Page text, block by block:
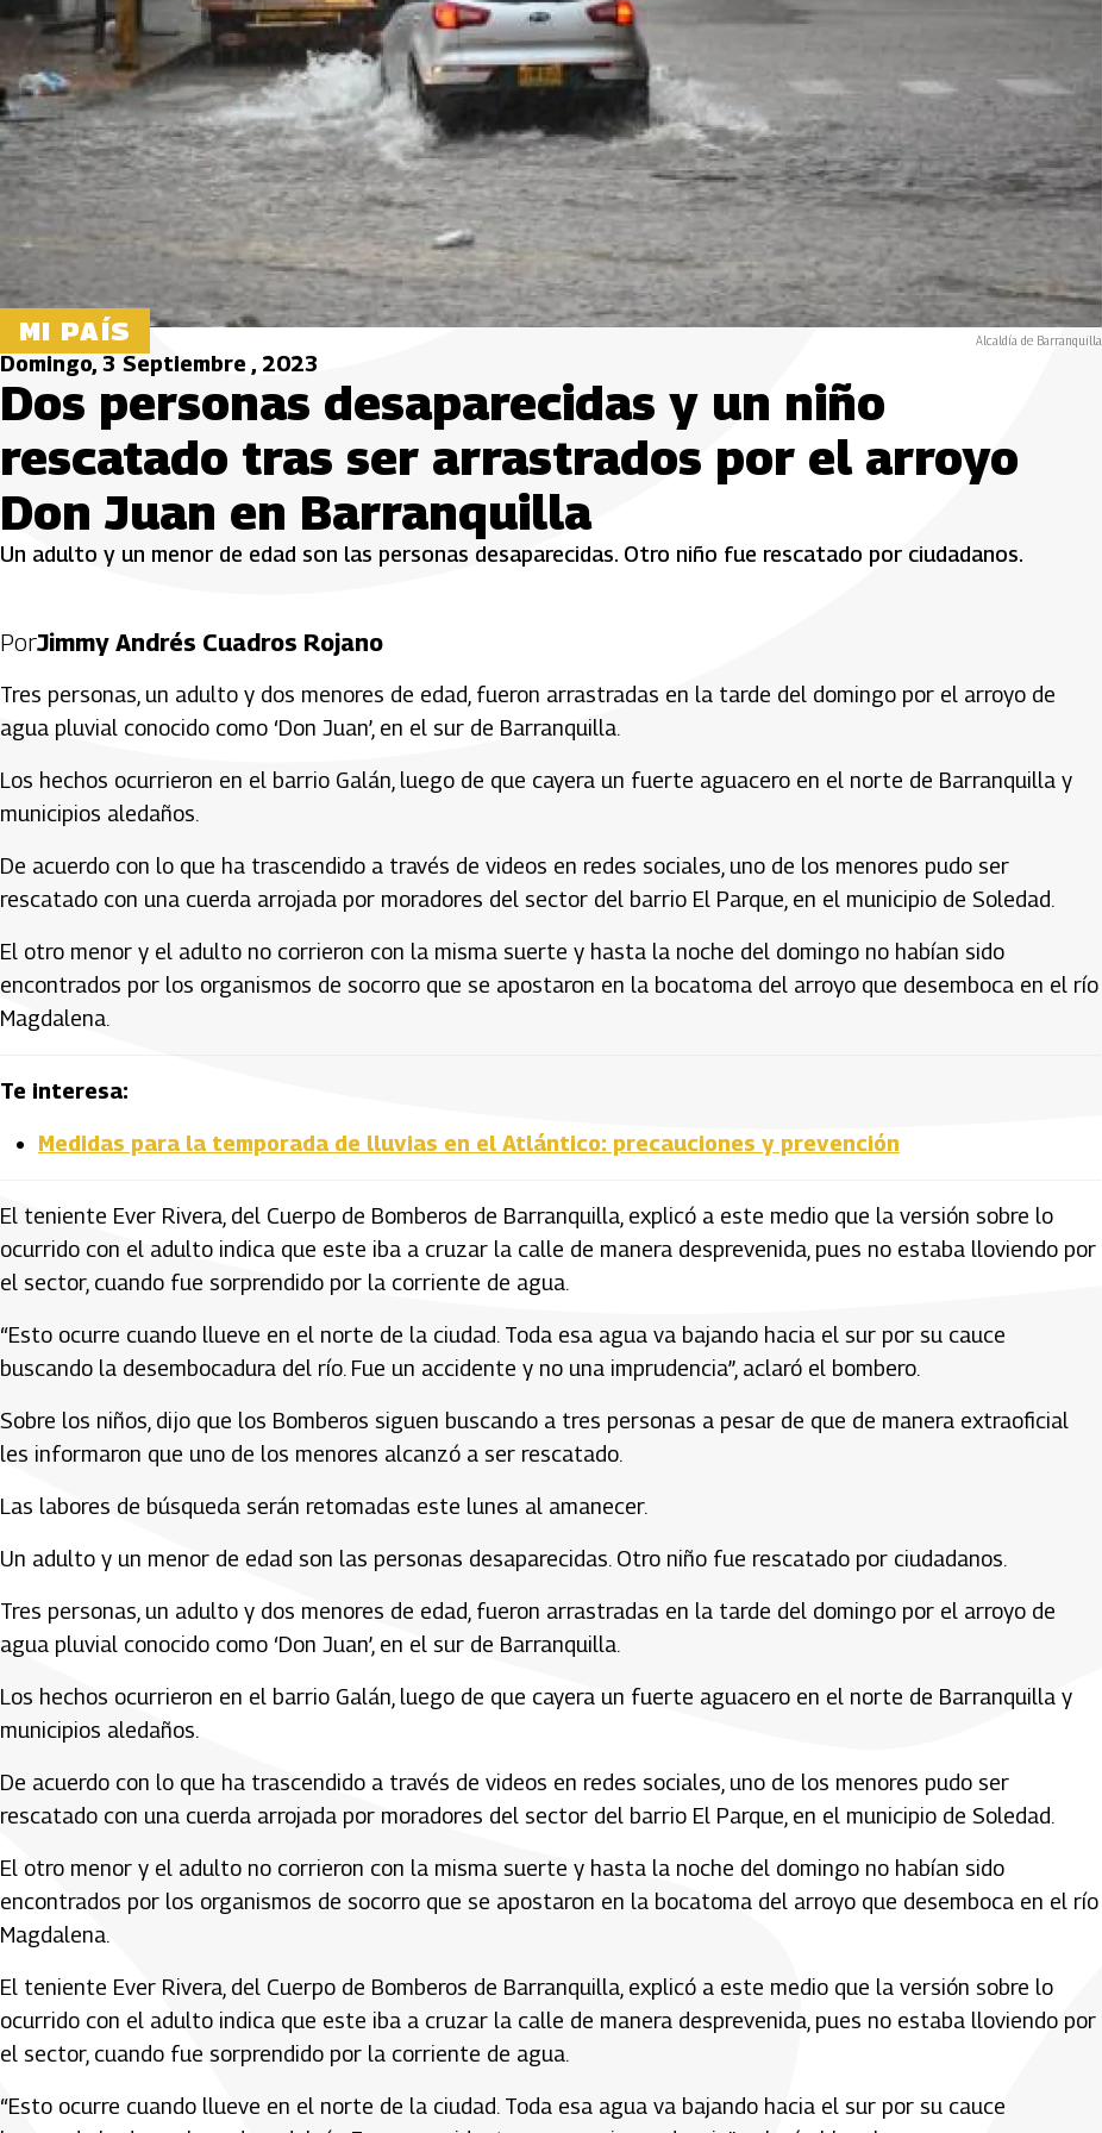
MI PAÍS Alcaldía de Barranquilla
Domingo, 3 Septiembre , 2023
Dos personas desaparecidas y un niño
rescatado tras ser arrastrados por el arroyo
Don Juan en Barranquilla
Un adulto y un menor de edad son las personas desaparecidas. Otro niño fue rescatado por ciudadanos.
PorJimmy Andrés Cuadros Rojano
Tres personas, un adulto y dos menores de edad, fueron arrastradas en la tarde del domingo por el arroyo de
agua pluvial conocido como ‘Don Juan’, en el sur de Barranquilla.
Los hechos ocurrieron en el barrio Galán, luego de que cayera un fuerte aguacero en el norte de Barranquilla y
municipios aledaños.
De acuerdo con lo que ha trascendido a través de videos en redes sociales, uno de los menores pudo ser
rescatado con una cuerda arrojada por moradores del sector del barrio El Parque, en el municipio de Soledad.
El otro menor y el adulto no corrieron con la misma suerte y hasta la noche del domingo no habían sido
encontrados por los organismos de socorro que se apostaron en la bocatoma del arroyo que desemboca en el río
Magdalena.
Te interesa:
Medidas para la temporada de lluvias en el Atlántico: precauciones y prevención
El teniente Ever Rivera, del Cuerpo de Bomberos de Barranquilla, explicó a este medio que la versión sobre lo
ocurrido con el adulto indica que este iba a cruzar la calle de manera desprevenida, pues no estaba lloviendo por
el sector, cuando fue sorprendido por la corriente de agua.
“Esto ocurre cuando llueve en el norte de la ciudad. Toda esa agua va bajando hacia el sur por su cauce
buscando la desembocadura del río. Fue un accidente y no una imprudencia”, aclaró el bombero.
Sobre los niños, dijo que los Bomberos siguen buscando a tres personas a pesar de que de manera extraoficial
les informaron que uno de los menores alcanzó a ser rescatado.
Las labores de búsqueda serán retomadas este lunes al amanecer.
Un adulto y un menor de edad son las personas desaparecidas. Otro niño fue rescatado por ciudadanos.
Tres personas, un adulto y dos menores de edad, fueron arrastradas en la tarde del domingo por el arroyo de
agua pluvial conocido como ‘Don Juan’, en el sur de Barranquilla.
Los hechos ocurrieron en el barrio Galán, luego de que cayera un fuerte aguacero en el norte de Barranquilla y
municipios aledaños.
De acuerdo con lo que ha trascendido a través de videos en redes sociales, uno de los menores pudo ser
rescatado con una cuerda arrojada por moradores del sector del barrio El Parque, en el municipio de Soledad.
El otro menor y el adulto no corrieron con la misma suerte y hasta la noche del domingo no habían sido
encontrados por los organismos de socorro que se apostaron en la bocatoma del arroyo que desemboca en el río
Magdalena.
El teniente Ever Rivera, del Cuerpo de Bomberos de Barranquilla, explicó a este medio que la versión sobre lo
ocurrido con el adulto indica que este iba a cruzar la calle de manera desprevenida, pues no estaba lloviendo por
el sector, cuando fue sorprendido por la corriente de agua.
“Esto ocurre cuando llueve en el norte de la ciudad. Toda esa agua va bajando hacia el sur por su cauce